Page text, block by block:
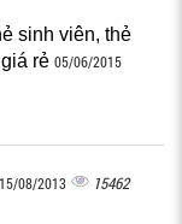
sinh viên, thẻ
rẻ 05/06/2015
15/08/2013 15462